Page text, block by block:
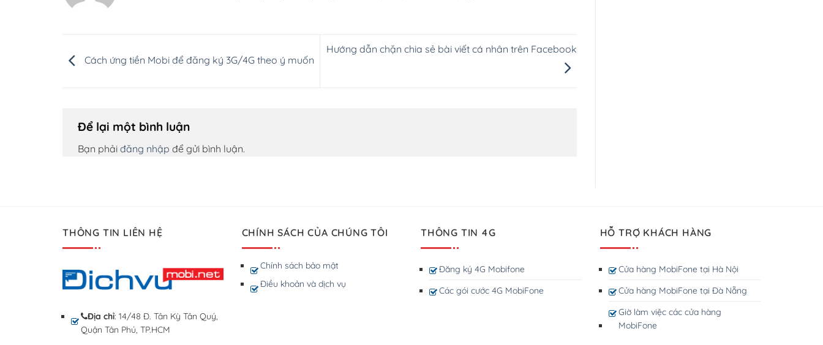
Cách ứng tiền Mobi để đăng ký 3G/4G theo ý muốn
Hướng dẫn chặn chia sẻ bài viết cá nhân trên Facebook
Để lại một bình luận
Bạn phải đăng nhập để gửi bình luận.
THÔNG TIN LIÊN HỆ
Địa chỉ: 14/48 Đ. Tân Kỳ Tân Quý,
Quận Tân Phú, TP.HCM
CHÍNH SÁCH CỦA CHÚNG TÔI
Chính sách bảo mật
Điều khoản và dịch vụ
THÔNG TIN 4G
Đăng ký 4G Mobifone
Các gói cước 4G MobiFone
HỖ TRỢ KHÁCH HÀNG
Cửa hàng MobiFone tại Hà Nội
Cửa hàng MobiFone tại Đà Nẵng
Giờ làm việc các cửa hàng
MobiFone